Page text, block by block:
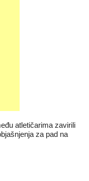
atletičarima zavirili
za pad na